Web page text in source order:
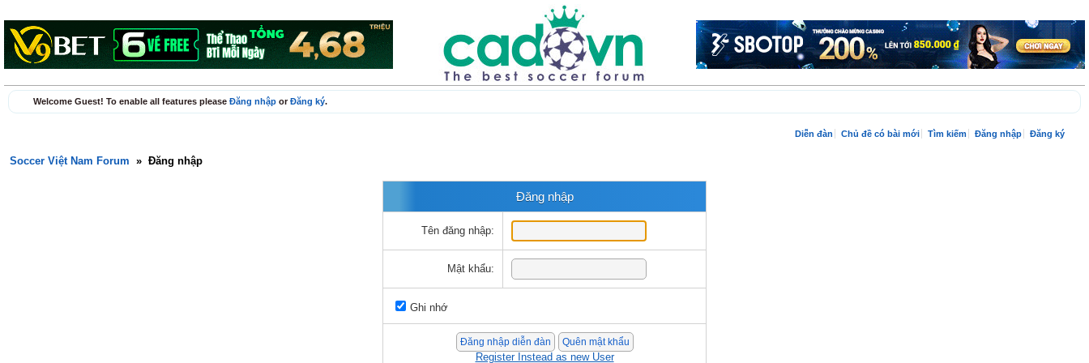
Welcome Guest! To enable all features please Đăng nhập orĐăng ký.
Diễn đàn Chủ đề có bài mới Tìm kiếm Đăng nhập Đăng ký
Soccer Việt Nam Forum » Đăng nhập
Đăng nhập
Tên đăng nhập:
Mật khẩu:
Ghi nhớ
Register Instead as new User